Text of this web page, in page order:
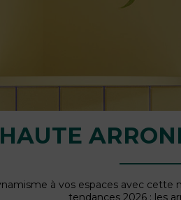
à vos espaces avec cette
tendances 2026 : les